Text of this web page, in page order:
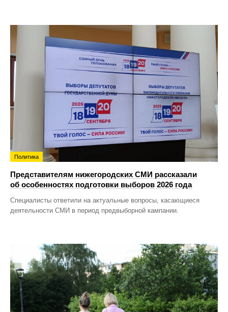
Политика
Представителям нижегородских СМИ рассказали
об особенностях подготовки выборов 2026 года
Специалисты ответили на актуальные вопросы, касающиеся
деятельности СМИ в период предвыборной кампании.